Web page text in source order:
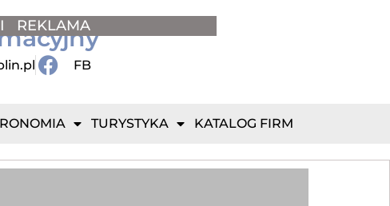
REKLAMA
FB
TURYSTYKA KATALOG FIRM